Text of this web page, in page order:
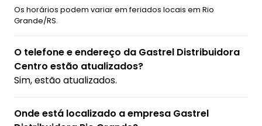
Os horários podem variar em feriados locais em Rio
Grande/RS.
O telefone e endereço da Gastrel Distribuidora
Centro estão atualizados?
Sim, estão atualizados.
Onde está localizado a empresa Gastrel